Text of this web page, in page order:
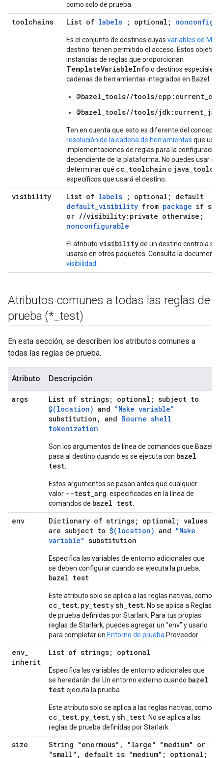
como solo de prueba.
toolchains List of labels ; optional;
Es el conjunto de destinos cuyas variables de
destino: tienen permitido el acceso. Estos
instancias de reglas que proporcionan
TemplateVariableInfo o destinos especiales
cadenas de herramientas integrados en Bazel.
@bazel_tools//tools/
@bazel_tools//tools/
Ten en cuenta que esto es diferente del
resolución de la cadena de herramientas que
implementaciones de reglas para la configuración
dependiente de la plataforma. No puedes usar
determinar qué cc_toolchain o
específicos que usará el destino.
visibility List of labels ; optional; default
default_visibility from package if
or //visibility:private otherwise;
nonconfigurable
El atributo visibilityde un destino controla si
usarse en otros paquetes. Consulta la
visibilidad
Atributos comunes a todas las reglas de
prueba (* test)
En esta sección, se describen los atributos comunes a
todas las reglas de prueba.
Atributo Descripción
args
List of strings; optional; subject to
$(location) and "Make variable"
substitution, and Bourne shell
tokenization
Son los argumentos de línea de comandos que Bazel
pasa al destino cuando es se ejecuta con bazel
test
Estos argumentos se pasan antes que cualquier
valor --test_arg . especificadas en la línea de
comandos de bazel test
env
Dictionary of strings; optional; values
are subject to $(location) and "Make
variable" substitution
Especifica las variables de entorno adicionales que
se deben configurar cuando se ejecuta la prueba.
bazel test
Este atributo solo se aplica a las reglas nativas, como
cc_test, py_testysh_test . No se aplica a Reglas
de prueba definidas por Starlark. Para tus propias
reglas de Starlark, puedes agregar un “env” y usarlo
para completar un Entorno de prueba Proveedor
env_
inherit
List of strings; optional
Especifica las variables de entorno adicionales que
se heredarán del Un entorno externo cuando bazel
testejecuta la prueba.
Este atributo solo se aplica a las reglas nativas, como
cc_test, py_test, ysh_test . No se aplica a las
reglas de prueba definidas por Starlark.
size
String "enormous", "large" "medium" or
"small", default is "medium"; optional;